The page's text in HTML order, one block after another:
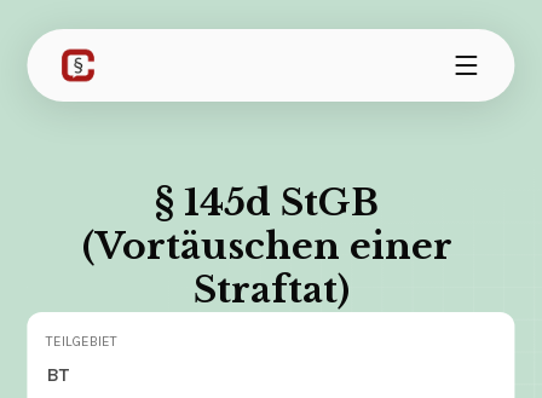
§ 145d StGB
(Vortäuschen einer
Straftat)
TEILGEBIET
BT